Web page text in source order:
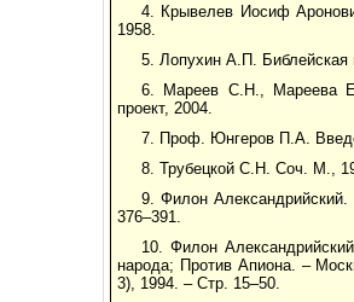
4. Крывелев Иосиф
1958.
5. Лопухин А.П. Библейская
6. Мареев С.Н., Мареева
проект, 2004.
7. Проф. Юнгеров П.А.
8. Трубецкой С.Н. Соч. М.,
9. Филон
376–391.
10. Филон
народа; Против Апиона. –
3), 1994. – Стр. 15–50.